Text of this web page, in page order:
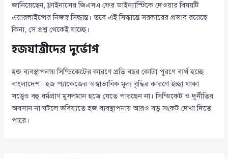
জানিয়েছেন, ফ্লাইনাসের জিএসএ ফের ডাইন্যাস্টিকে দেওয়ার বিষয়টি
এয়ারলাইন্সের নিজস্ব সিদ্ধান্ত। তবে এই সিদ্ধান্তে সরকারের প্রভাব রয়েছে
কিনা, সে প্রশ্ন থেকেই যাচ্ছে।
হজযাত্রীদের দুর্ভোগ
হজ ব্যবস্থাপনায় সিন্ডিকেটের কারণে প্রতি বছর কোটা পূরণে ব্যর্থ হচ্ছে
বাংলাদেশ। হজ প্যাকেজের অস্বাভাবিক মূল্য বৃদ্ধির কারণে ইচ্ছা থাকা
সত্ত্বেও বহু ধর্মপ্রাণ মুসলমান হজে যেতে পারছেন না। সিন্ডিকেট ও দুর্নীতির
অবসান না ঘটলে ভবিষ্যতে হজ ব্যবস্থাপনায় আরও বড় সংকট দেখা দিতে
পারে।